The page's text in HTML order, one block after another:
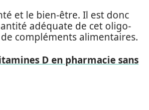
et le bien-être. Il est donc
adéquate de cet oligo-
compléments alimentaires.
D en pharmacie sans